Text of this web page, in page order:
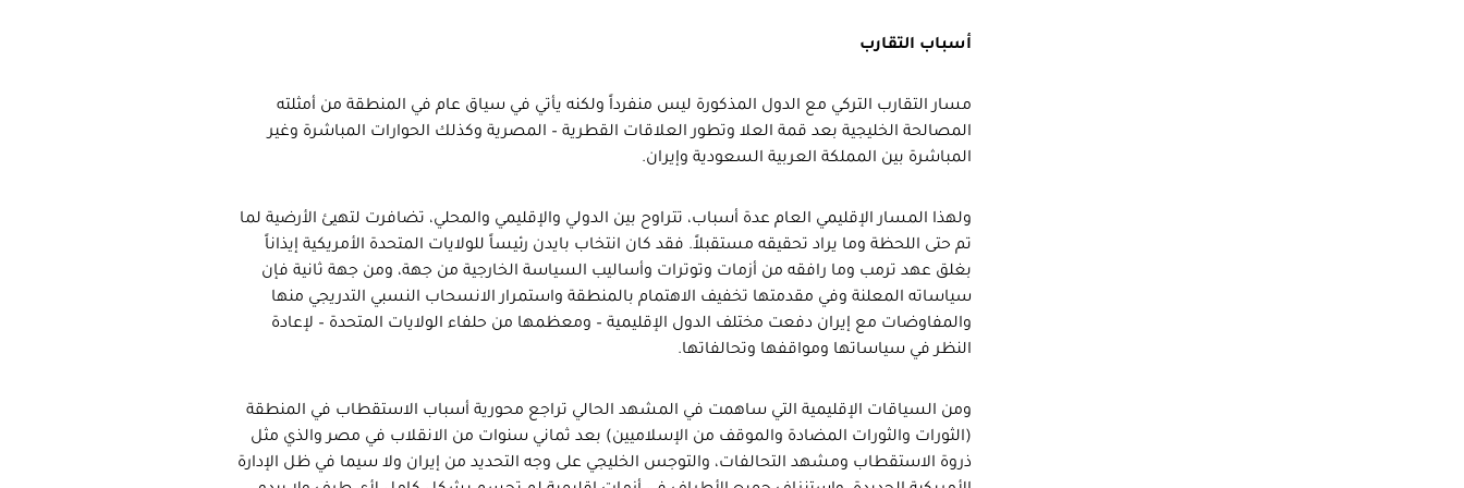
أسباب التقارب
مسار التقارب التركي مع الدول المذكورة ليس منفرداً ولكنه يأتي في سياق عام في المنطقة من أمثلته
المصالحة الخليجية بعد قمة العلا وتطور العلاقات القطرية – المصرية وكذلك الحوارات المباشرة وغير
المباشرة بين المملكة العربية السعودية وإيران.
ولهذا المسار الإقليمي العام عدة أسباب، تتراوح بين الدولي والإقليمي والمحلي، تضافرت لتهيئ الأرضية لما
تم حتى اللحظة وما يراد تحقيقه مستقبلاً. فقد كان انتخاب بايدن رئيساً للولايات المتحدة الأمريكية إيذاناً
بغلق عهد ترمب وما رافقه من أزمات وتوترات وأساليب السياسة الخارجية من جهة، ومن جهة ثانية فإن
سياساته المعلنة وفي مقدمتها تخفيف الاهتمام بالمنطقة واستمرار الانسحاب النسبي التدريجي منها
والمفاوضات مع إيران دفعت مختلف الدول الإقليمية – ومعظمها من حلفاء الولايات المتحدة – لإعادة
النظر في سياساتها ومواقفها وتحالفاتها.
ومن السياقات الإقليمية التي ساهمت في المشهد الحالي تراجع محورية أسباب الاستقطاب في المنطقة
(الثورات والثورات المضادة والموقف من الإسلاميين) بعد ثماني سنوات من الانقلاب في مصر والذي مثل
ذروة الاستقطاب ومشهد التحالفات، والتوجس الخليجي على وجه التحديد من إيران ولا سيما في ظل الإدارة